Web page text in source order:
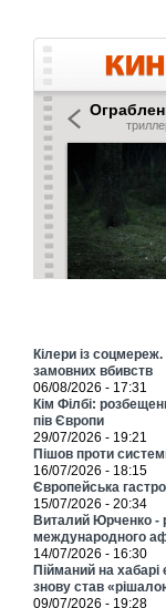
Кілери із
замовних вбивств
06/08/2026 - 17:31
Кім Філбі:
пів Європи
29/07/2026 - 19:21
Пішов проти
16/07/2026 - 18:15
Європейська
15/07/2026 - 20:34
Виталий Юрченко
международного
14/07/2026 - 16:30
Пійманий на
знову став
09/07/2026 - 19:28